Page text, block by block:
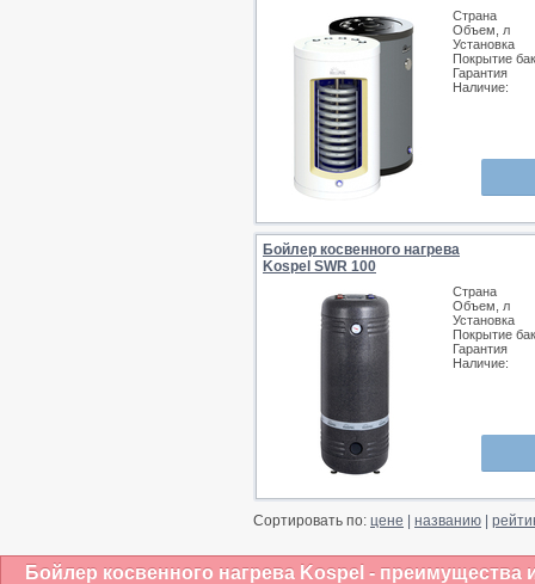
Страна
Объем, л
Установка
Покрытие
Гарантия
Наличие:
Бойлер косвенного нагрева
Kospel SWR 100
Страна
Объем, л
Установка
Покрытие
Гарантия
Наличие:
Сортировать по: цене названию
Бойлер косвенного нагрева Kospel - преимущества